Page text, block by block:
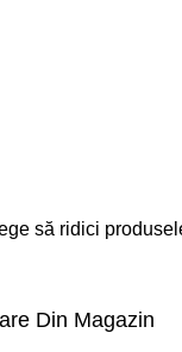
să ridici
Din Magazin